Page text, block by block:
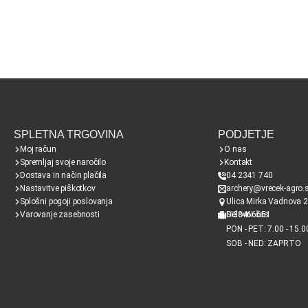
SPLETNA TRGOVINA
Moj račun
Spremljaj svoje naročilo
Dostava in način plačila
Nastavitve piškotkov
Splošni pogoji poslovanja
Varovanje zasebnosti
PODJETJE
O nas
Kontakt
04 2341 740
archery@vrecek-
Ulica Mirka Vadnova
SI38466651
Delovni čas
PON - PET: 7.00 -
SOB - NED: ZAPRTO